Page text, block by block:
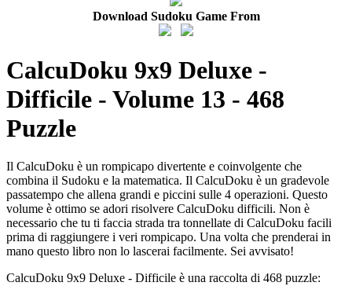
Download Sudoku Game From
CalcuDoku 9x9 Deluxe -
Difficile - Volume 13 - 468
Puzzle
Il CalcuDoku è un rompicapo divertente e coinvolgente che
combina il Sudoku e la matematica. Il CalcuDoku è un gradevole
passatempo che allena grandi e piccini sulle 4 operazioni. Questo
volume è ottimo se adori risolvere CalcuDoku difficili. Non è
necessario che tu ti faccia strada tra tonnellate di CalcuDoku facili
prima di raggiungere i veri rompicapo. Una volta che prenderai in
mano questo libro non lo lascerai facilmente. Sei avvisato!
CalcuDoku 9x9 Deluxe - Difficile è una raccolta di 468 puzzle: